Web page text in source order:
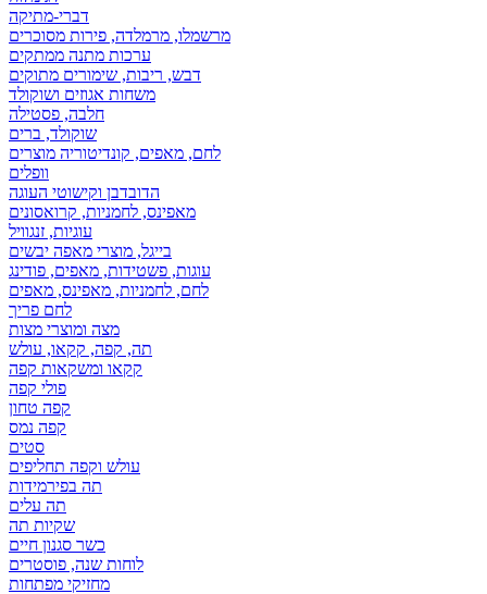
דברי-מתיקה
מרשמלו, מרמלדה, פירות מסוכרים
ערכות מתנה ממתקים
דבש, ריבות, שימורים מתוקים
משחות אגוזים ושוקולד
חלבה, פסטילה
שוקולד, ברים
לחם, מאפים, קונדיטוריה מוצרים
וופלים
הדובדבן וקישוטי העוגה
מאפינס, לחמניות, קרואסונים
עוגיות, זנגוויל
בייגל, מוצרי מאפה יבשים
עוגות, פשטידות, מאפים, פודינג
לחם, לחמניות, מאפינס, מאפים
לחם פריך
מצה ומוצרי מצות
תה, קפה, קקאו, עולש
קקאו ומשקאות קפה
פולי קפה
קפה טחון
קפה נמס
סטים
עולש וקפה תחליפים
תה בפירמידות
תה עלים
שקיות תה
כשר סגנון חיים
לוחות שנה, פוסטרים
מחזיקי מפתחות